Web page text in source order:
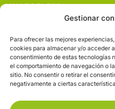
Gestionar
Para ofrecer las mejores
cookies para almacenar y/o acceder
consentimiento de estas tecnologías
el comportamiento de navegación o
sitio. No consentir o retirar el
negativamente a ciertas
VALLE DEL PAS
VALLE DEL PISUEÑA
PROYECTOS
SERVICIOS
AVISO LEGAL